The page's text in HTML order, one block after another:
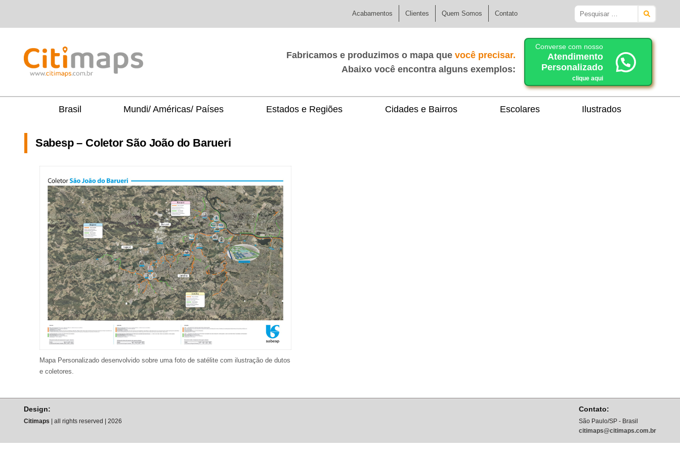
Acabamentos Clientes Quem Somos Contato
Pesquisar
por:
Fabricamos e produzimos o mapa que você precisar.
Abaixo você encontra alguns exemplos:
Converse com nosso
Atendimento
Personalizado
clique aqui
Brasil Mundi/ Américas/ Países Estados e Regiões Cidades e Bairros Escolares Ilustrados
Sabesp – Coletor São João do Barueri
Mapa Personalizado desenvolvido sobre uma foto de satélite com ilustração de dutos
e coletores.
Design:
Citimaps | all rights reserved | 2026
Contato:
São Paulo/SP - Brasil
citimaps@citimaps.com.br